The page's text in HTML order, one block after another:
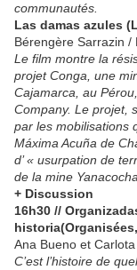
communautés.
Las damas azules
Bérengère Sarrazin /
Le film montre la
projet Conga, une
Cajamarca, au
Company. Le projet,
par les mobilisations
Máxima Acuña de
d’ « usurpation de
de la mine Yanacocha.
+ Discussion
16h30 //
Ana Bueno et
C’est l’histoire de